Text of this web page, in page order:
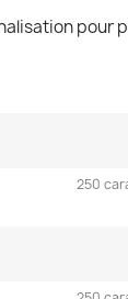
pour
250